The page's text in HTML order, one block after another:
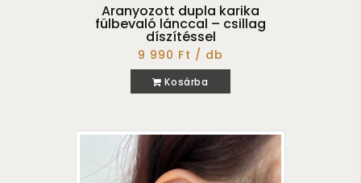
Aranyozott dupla karika
fülbevaló lánccal – csillag
díszítéssel
9 990 Ft / db
Kosárba